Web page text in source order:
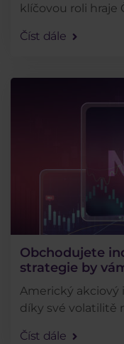
klíčovou roli hraje
totiž výrazně
Číst dále
Obchodujete
strategie by
Americký akciový
díky své volatilitě
Číst dále